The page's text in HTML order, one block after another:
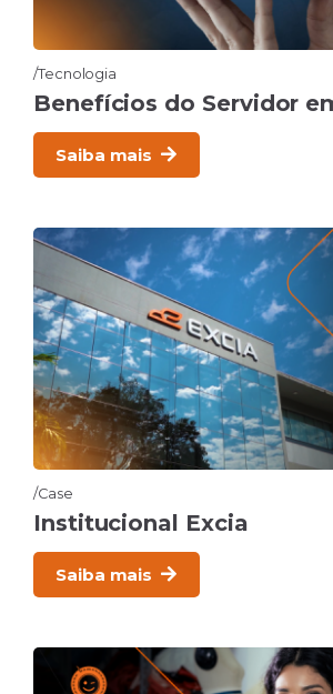
Tecnologia
Benefícios do Servidor
Saiba mais
Case
Institucional Excia
Saiba mais